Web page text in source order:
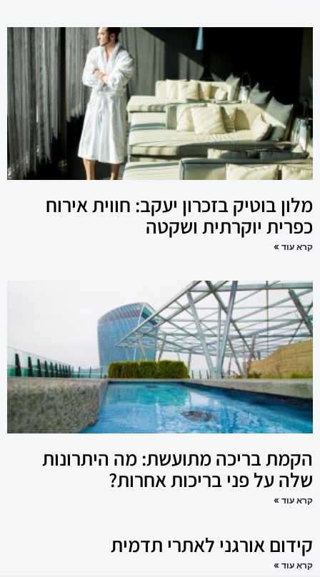
מלון בוטיק בזכרון יעקב: חווית אירוח
כפרית יוקרתית ושקטה
קרא עוד »
הקמת בריכה מתועשת: מה היתרונות
שלה על פני בריכות אחרות?
קרא עוד »
קידום אורגני לאתרי תדמית
קרא עוד »